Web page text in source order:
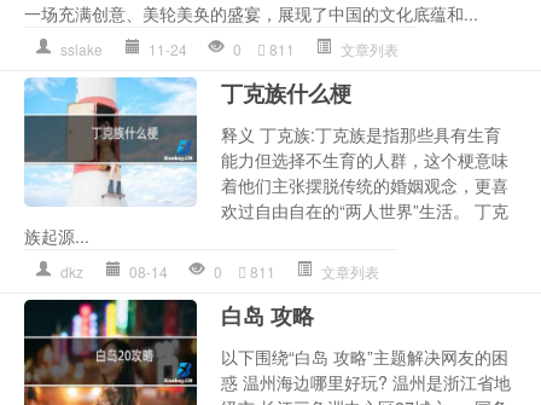
一场充满创意、美轮美奂的盛宴，展现了中国的文化底蕴和...
sslake 11-24 0 811 文章列表
丁克族什么梗
释义 丁克族:丁克族是指那些具有生育
能力但选择不生育的人群，这个梗意味
着他们主张摆脱传统的婚姻观念，更喜
欢过自由自在的“两人世界”生活。 丁克
族起源...
dkz 08-14 0 811 文章列表
白岛 攻略
以下围绕“白岛 攻略”主题解决网友的困
惑 温州海边哪里好玩? 温州是浙江省地